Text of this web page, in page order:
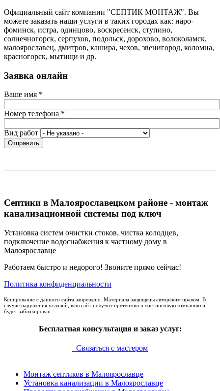
Официальный сайт компании "СЕПТИК МОНТАЖ". Вы
можете заказать наши услуги в таких городах как: наро-
фоминск, истра, одинцово, воскресенск, ступино,
солнечногорск, серпухов, подольск, дорохово, волоколамск,
малоярославец, дмитров, кашира, чехов, звенигород, коломна,
красногорск, мытищи и др.
Заявка онлайн
Ваше имя *
Номер телефона *
Вид работ
Отправить
Септики в Малоярославецком районе - монтаж
канализационной системы под ключ
Установка систем очистки стоков, чистка колодцев,
подключение водоснабжения к частному дому в
Малоярославце
Работаем быстро и недорого! Звоните прямо сейчас!
Политика конфиденциальности
Копирование с данного сайта запрещено. Материала защищены авторским правом. В
случае нарушения условий, ваш сайт получит претензию в хостинговую компанию и
будет заблокирован.
Бесплатная консультация и заказ услуг:
Связаться с мастером
Монтаж септиков в Малоярославце
Установка канализации в Малоярославце